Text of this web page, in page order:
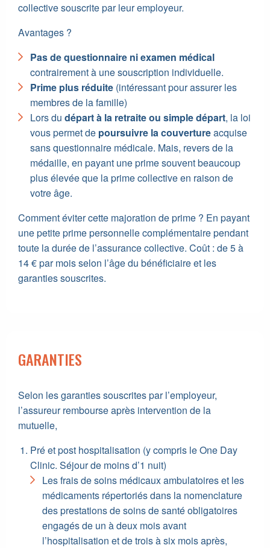
collective souscrite par leur employeur.
Avantages ?
Pas de questionnaire ni examen médical
contrairement à une souscription individuelle.
Prime plus réduite (intéressant pour assurer les
membres de la famille)
Lors du départ à la retraite ou simple départ, la loi
vous permet de poursuivre la couvertureacquise
sans questionnaire médicale. Mais, revers de la
médaille, en payant une prime souvent beaucoup
plus élevée que la prime collective en raison de
votre âge.
Comment éviter cette majoration de prime ? En payant
une petite prime personnelle complémentaire pendant
toute la durée de l’assurance collective. Coût : de 5 à
14 € par mois selon l’âge du bénéficiaire et les
garanties souscrites.
GARANTIES
Selon les garanties souscrites par l’employeur,
l’assureur rembourse après intervention de la
mutuelle,
Pré et post hospitalisation (y compris le One Day
Clinic. Séjour de moins d’1 nuit)
Les frais de soins médicaux ambulatoires et les
médicaments répertoriés dans la nomenclature
des prestations de soins de santé obligatoires
engagés de un à deux mois avant
l’hospitalisation et de trois à six mois après,